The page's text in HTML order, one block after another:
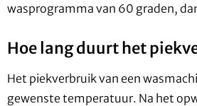
wasprogramma van 60 graden,
Hoe lang duurt het
Het piekverbruik van een
gewenste temperatuur. Na het